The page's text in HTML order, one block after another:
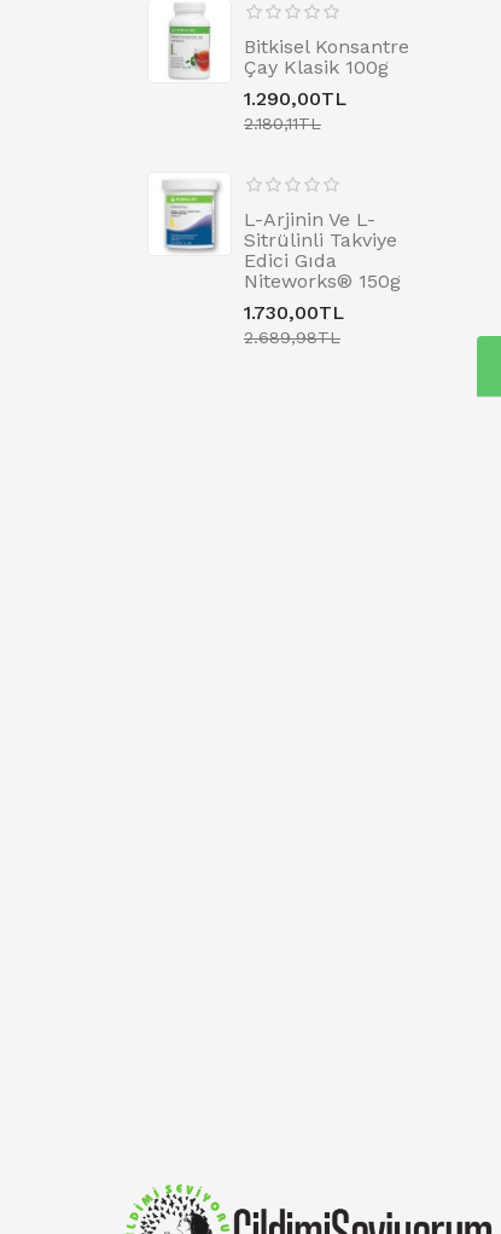
Bitkisel Konsantre
Çay Klasik 100g
1.290,00TL
2.180,11TL
L-Arjinin Ve L-
Sitrülinli Takviye
Edici Gıda
Niteworks® 150g
1.730,00TL
2.689,98TL